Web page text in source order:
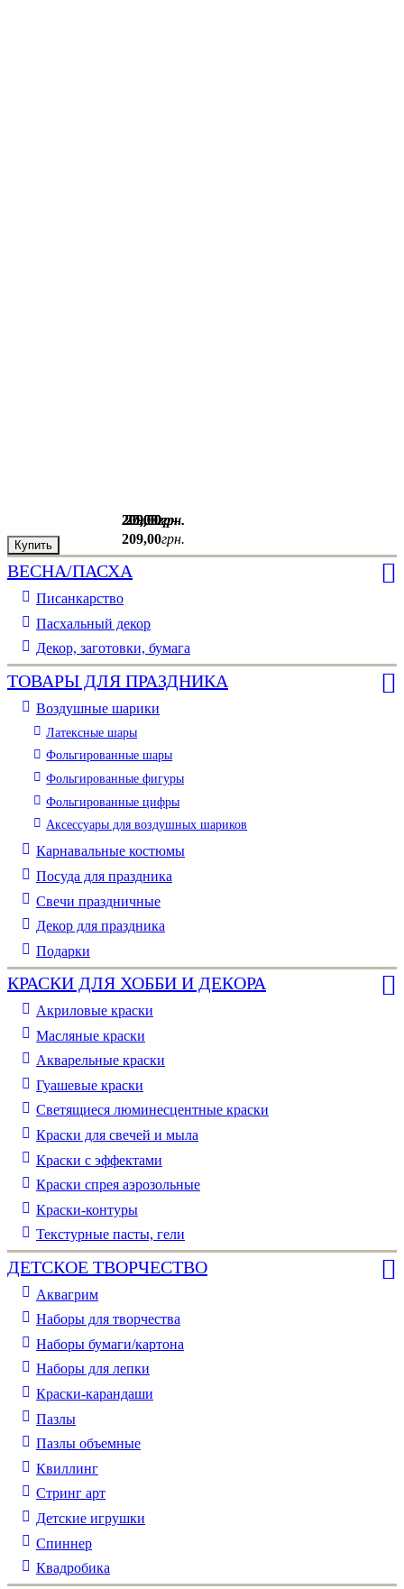
209,00грн.
209,00грн.
Купить
209,00грн.
Купить
20,00грн.
Купить
209,00грн.
Купить
20,00грн.
Купить
ВЕСНА/ПАСХА
Писанкарство
Пасхальный декор
Декор, заготовки, бумага
ТОВАРЫ ДЛЯ ПРАЗДНИКА
Воздушные шарики
Латексные шары
Фольгированные шары
Фольгированные фигуры
Фольгированные цифры
Аксессуары для воздушных шариков
Карнавальные костюмы
Посуда для праздника
Свечи праздничные
Декор для праздника
Подарки
КРАСКИ ДЛЯ ХОББИ И ДЕКОРА
Акриловые краски
Масляные краски
Акварельные краски
Гуашевые краски
Светящиеся люминесцентные краски
Краски для свечей и мыла
Краски с эффектами
Краски спрея аэрозольные
Краски-контуры
Текстурные пасты, гели
ДЕТСКОЕ ТВОРЧЕСТВО
Аквагрим
Наборы для творчества
Наборы бумаги/картона
Наборы для лепки
Краски-карандаши
Пазлы
Пазлы объемные
Квиллинг
Стринг арт
Детские игрушки
Спиннер
Квадробика